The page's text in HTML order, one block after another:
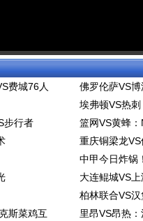
费城76人
步行者
斯菜鸡互
佛罗伦萨VS
埃弗顿VS热
篮网VS黄蜂
重庆铜梁龙
中甲今日炸锅
大连鲲城VS
柏林联合VS
里昂VS昂热